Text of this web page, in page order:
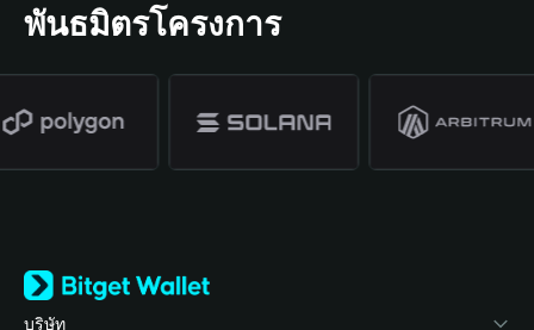
พันธมิตรโครงการ
บริษัท